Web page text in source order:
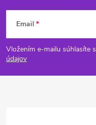
Z
á
p
Email
Vložením e-mailu súhlasíte s
údajov